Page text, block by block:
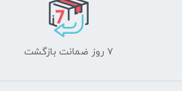
۷ روز ضمانت بازگشت